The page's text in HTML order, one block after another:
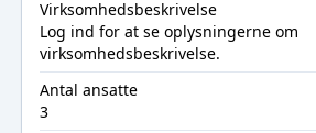
Virksomhedsbeskrivelse
Log ind for at se oplysningerne om
virksomhedsbeskrivelse.
Antal ansatte
3